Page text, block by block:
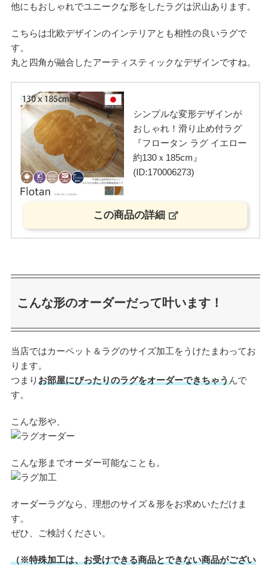
他にもおしゃれでユニークな形をしたラグは沢山あります。
こちらは北欧デザインのインテリアとも相性の良いラグで
す。
丸と四角が融合したアーティスティックなデザインですね。
シンプルな変形デザインが
おしゃれ！滑り止め付ラグ
『フロータン ラグ イエロー
約130ｘ185cm』
(ID:170006273)
この商品の詳細
こんな形のオーダーだって叶います！
当店ではカーペット＆ラグのサイズ加工をうけたまわってお
ります。
つまりお部屋にぴったりのラグをオーダーできちゃうんで
す。
こんな形や、
こんな形までオーダー可能なことも。
オーダーラグなら、理想のサイズ＆形をお求めいただけま
す。
ぜひ、ご検討ください。
（※特殊加工は、お受けできる商品とできない商品がござい